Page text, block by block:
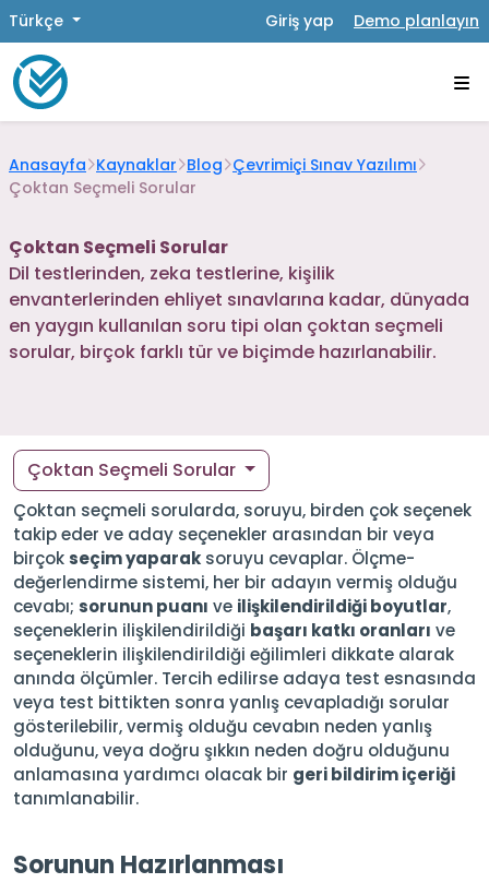
Türkçe Giriş yap Demo planlayın
Anasayfa Kaynaklar Blog Çevrimiçi Sınav Yazılımı
Çoktan Seçmeli Sorular
Çoktan Seçmeli Sorular
Dil testlerinden, zeka testlerine, kişilik
envanterlerinden ehliyet sınavlarına kadar, dünyada
en yaygın kullanılan soru tipi olan çoktan seçmeli
sorular, birçok farklı tür ve biçimde hazırlanabilir.
Çoktan seçmeli sorularda, soruyu, birden çok seçenek
takip eder ve aday seçenekler arasından bir veya
birçok seçim yaparak soruyu cevaplar. Ölçme-
değerlendirme sistemi, her bir adayın vermiş olduğu
cevabı; sorunun puanı ve ilişkilendirildiği boyutlar,
seçeneklerin ilişkilendirildiği başarı katkı oranları ve
seçeneklerin ilişkilendirildiği eğilimleri dikkate alarak
anında ölçümler. Tercih edilirse adaya test esnasında
veya test bittikten sonra yanlış cevapladığı sorular
gösterilebilir, vermiş olduğu cevabın neden yanlış
olduğunu, veya doğru şıkkın neden doğru olduğunu
anlamasına yardımcı olacak bir geri bildirim içeriği
tanımlanabilir.
Sorunun Hazırlanması
Çoktan Seçmeli Sorular